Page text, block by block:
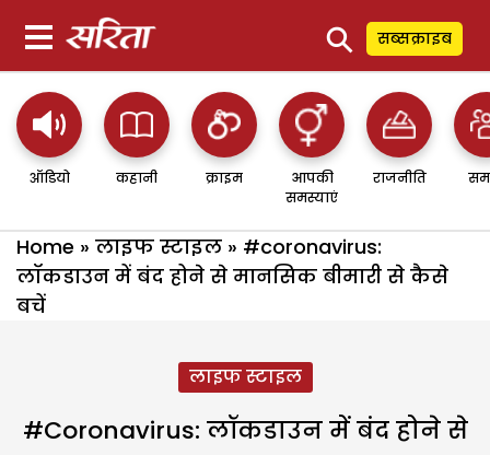
⚲ सब्सक्राइब
ऑडियो कहानी क्राइम
आपकी
समस्याएं
राजनीति
Home » लाइफ स्टाइल » #coronavirus:
लॉकडाउन में बंद होने से मानसिक बीमारी से कैसे
बचें
लाइफ स्टाइल
#coronavirus: लॉकडाउन में बंद होने से